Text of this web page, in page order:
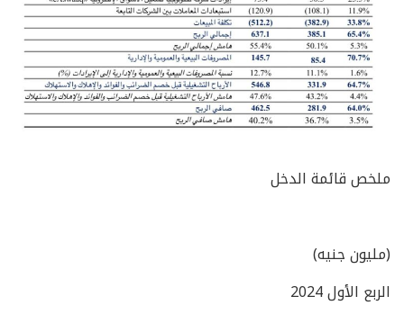
ملخص قائمة الدخل
(مليون جنيه)
الربع الأول 2024